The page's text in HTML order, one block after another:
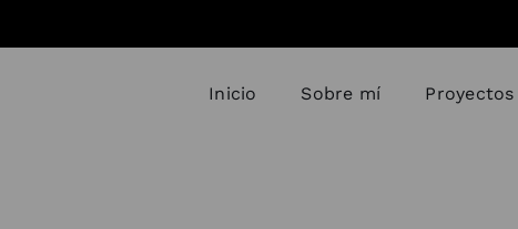
Inicio Sobre mí Proyectos